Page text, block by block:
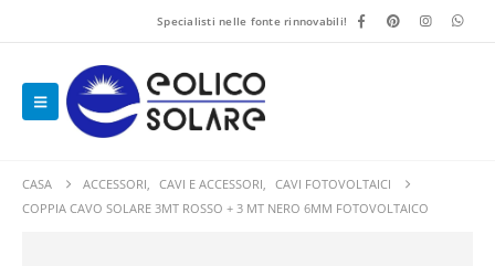
Specialisti nelle fonte rinnovabili!
CASA ACCESSORI, CAVI E ACCESSORI, CAVI FOTOVOLTAICI
COPPIA CAVO SOLARE 3MT ROSSO + 3 MT NERO 6MM FOTOVOLTAICO